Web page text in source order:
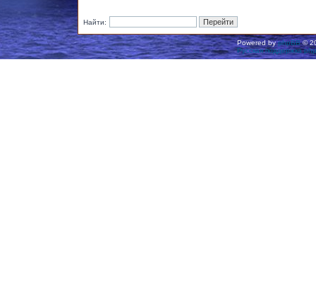
Найти:
Powered byphpBB©
Русская поддержка